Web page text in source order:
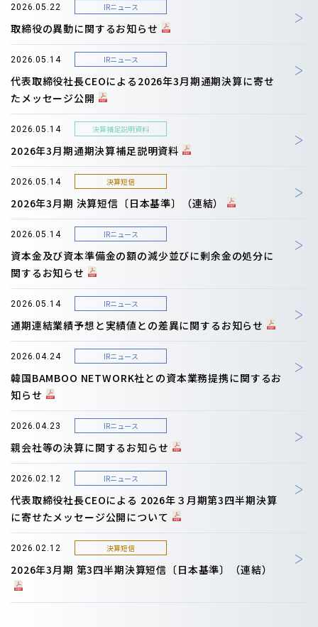
2026.05.22 IRニュース
取締役の異動に関するお知らせ
2026.05.14 IRニュース
代表取締役社長CEOによる2026年3月期通期決算に寄せ
たメッセージ公開
2026.05.14 決算補足説明資料
2026年3月期通期決算補足説明資料
2026.05.14 決算短信
2026年3月期 決算短信〔日本基準〕（連結）
2026.05.14 IRニュース
資本金及び資本準備金の額の減少並びに剰余金の処分に
関するお知らせ
2026.05.14 IRニュース
通期連結業績予想と実績値との差異に関するお知らせ
2026.04.24 IRニュース
韓国BAMBOO NETWORK社との資本業務提携に関するお
知らせ
2026.04.23 IRニュース
親会社等の決算に関するお知らせ
2026.02.12 IRニュース
代表取締役社長CEOによる 2026年３月期第3四半期決算
に寄せたメッセージ公開について
2026.02.12 決算短信
2026年3月期 第3四半期決算短信〔日本基準〕（連結）